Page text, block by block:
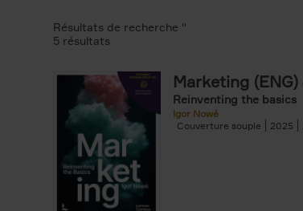
Verstraete filter
De Feyter filter
Steven Van Belleghem filter
Résultats de recherche ''
5 résultats
Marketing (ENG)
Reinventing the basics
Igor Nowé
Couverture souple
2025